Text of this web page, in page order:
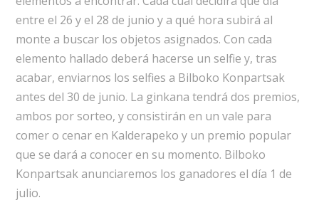
entre el 26 y el 28 de junio y a qué hora subirá al
monte a buscar los objetos asignados. Con cada
elemento hallado deberá hacerse un selfie y, tras
acabar, enviarnos los selfies a Bilboko Konpartsak
antes del 30 de junio. La ginkana tendrá dos premios,
ambos por sorteo, y consistirán en un vale para
comer o cenar en Kalderapeko y un premio popular
que se dará a conocer en su momento. Bilboko
Konpartsak anunciaremos los ganadores el día 1 de
julio.